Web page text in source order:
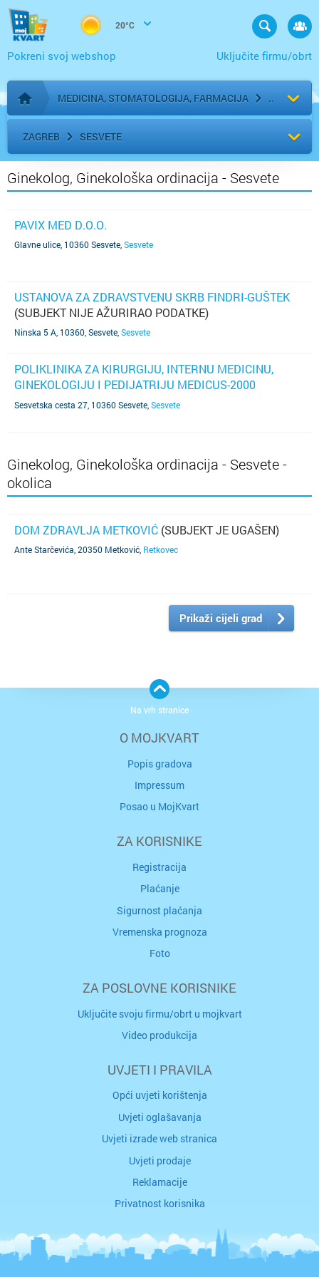
20°C
Uključite firmu/obrt
Pokreni svoj webshop
Početna stranica
MEDICINA, STOMATOLOGIJA, FARMACIJA
ZAGREB SESVETE
Ginekolog, Ginekološka ordinacija - Sesvete
PAVIX MED D.O.O.
Glavne ulice, 10360 Sesvete Sesvete
USTANOVA ZA ZDRAVSTVENU SKRB FINDRI-GUŠTEK
(SUBJEKT NIJE AŽURIRAO PODATKE)
Ninska 5 A, 10360, Sesvete Sesvete
POLIKLINIKA ZA KIRURGIJU, INTERNU MEDICINU,
GINEKOLOGIJU I PEDIJATRIJU MEDICUS-2000
(SUBJEKT JE UGAŠEN)
Sesvetska cesta 27, 10360 Sesvete Sesvete
Ginekolog, Ginekološka ordinacija - Sesvete -
okolica
DOM ZDRAVLJA METKOVIĆ (SUBJEKT JE UGAŠEN)
Ante Starčevića, 20350 Metković Retkovec
Prikaži cijeli grad
O MOJKVART
Popis gradova
Impressum
Posao u MojKvart
ZA KORISNIKE
Registracija
Plaćanje
Sigurnost plaćanja
Vremenska prognoza
Foto
ZA POSLOVNE KORISNIKE
Uključite svoju firmu/obrt u mojkvart
Video produkcija
UVJETI I PRAVILA
Opći uvjeti korištenja
Uvjeti oglašavanja
Uvjeti izrade web stranica
Uvjeti prodaje
Reklamacije
Privatnost korisnika
Na vrh stranice